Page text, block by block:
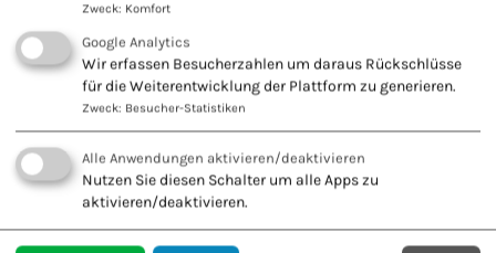
KONTAKT ZU UNS
Europäischer Verband
Naturheilkunde e.V.
Wiesbadener Str. 67
47138 Duisburg
Tel.: 0203 544250
Fax: 0203 553328
Zweck: Komfort
Google Analytics
Wir erfassen Besucherzahlen um daraus Rückschlüsse
für die Weiterentwicklung der Plattform zu generieren.
Zweck: Besucher-Statistiken
Alle Anwendungen aktivieren/deaktivieren
Nutzen Sie diesen Schalter um alle Apps zu
aktivieren/deaktivieren.